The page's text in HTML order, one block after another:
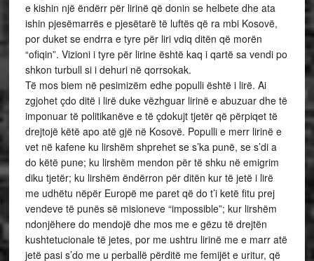
e kishin një ëndërr për lirinë që donin se helbete dhe ata
ishin pjesëmarrës e pjesëtarë të luftës që ra mbi Kosovë,
por duket se endrra e tyre për liri vdiq ditën që morën
“ofiqin”. Vizioni i tyre për lirine është kaq i qartë sa vendi po
shkon turbull si i dehuri në qorrsokak.
Të mos biem në pesimizëm edhe populli është i lirë. Ai
zgjohet çdo ditë i lirë duke vëzhguar lirinë e abuzuar dhe të
imponuar të politikanëve e të çdokujt tjetër që përpiqet të
drejtojë këtë apo atë gjë në Kosovë. Populli e merr lirinë e
vet në kafene ku lirshëm shprehet se s’ka punë, se s’di a
do këtë pune; ku lirshëm mendon për të shku në emigrim
diku tjetër; ku lirshëm ëndërron për ditën kur të jetë i lirë
me udhëtu nëpër Europë me paret që do t’i ketë fitu prej
vendeve të punës së misioneve “impossible”; kur lirshëm
ndonjëhere do mendojë dhe mos me e gëzu të drejtën
kushtetucionale të jetes, por me ushtru lirinë me e marr atë
jetë pasi s’do me u perballë përditë me femijët e uritur, që